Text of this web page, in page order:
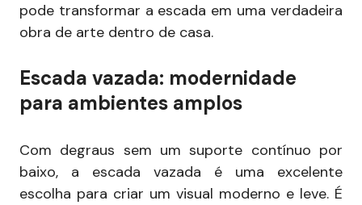
pode transformar a escada em uma verdadeira
obra de arte dentro de casa.
Escada vazada: modernidade
para ambientes amplos
Com degraus sem um suporte contínuo por
baixo, a escada vazada é uma excelente
escolha para criar um visual moderno e leve. É